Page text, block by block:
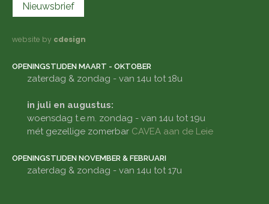
Nieuwsbrief
website by cdesign
OPENINGSTIJDEN MAART - OKTOBER
zaterdag & zondag - van 14u tot 18u
in juli en augustus:
woensdag t.e.m. zondag - van 14u tot 19u
mét gezellige zomerbar CAVEA aan de Leie
OPENINGSTIJDEN NOVEMBER & FEBRUARI
zaterdag & zondag - van 14u tot 17u